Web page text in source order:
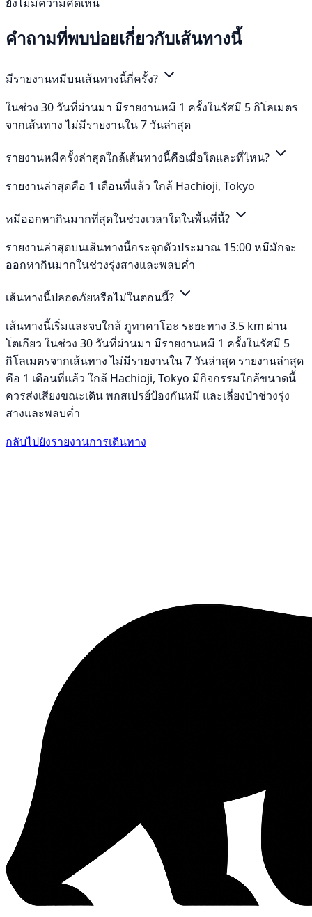
คำถามที่พบบ่อยเกี่ยวกับเส้นทางนี้
มีรายงานหมีบนเส้นทางนี้กี่ครั้ง?
ในช่วง 30 วันที่ผ่านมา มีรายงานหมี 1 ครั้งในรัศมี 5 กิโลเมตร
จากเส้นทาง ไม่มีรายงานใน 7 วันล่าสุด
รายงานหมีครั้งล่าสุดใกล้เส้นทางนี้คือเมื่อใดและที่ไหน?
รายงานล่าสุดคือ 1 เดือนที่แล้ว ใกล้ Hachioji, Tokyo
หมีออกหากินมากที่สุดในช่วงเวลาใดในพื้นที่นี้?
รายงานล่าสุดบนเส้นทางนี้กระจุกตัวประมาณ 15:00 หมีมักจะ
ออกหากินมากในช่วงรุ่งสางและพลบค่ำ
เส้นทางนี้ปลอดภัยหรือไม่ในตอนนี้?
เส้นทางนี้เริ่มและจบใกล้ ภูทาคาโอะ ระยะทาง 3.5 km ผ่าน
โตเกียว ในช่วง 30 วันที่ผ่านมา มีรายงานหมี 1 ครั้งในรัศมี 5
กิโลเมตรจากเส้นทาง ไม่มีรายงานใน 7 วันล่าสุด รายงานล่าสุด
คือ 1 เดือนที่แล้ว ใกล้ Hachioji, Tokyo มีกิจกรรมใกล้ขนาดนี้
ควรส่งเสียงขณะเดิน พกสเปรย์ป้องกันหมี และเลี่ยงป่าช่วงรุ่ง
สางและพลบค่ำ
กลับไปยังรายงานการเดินทาง